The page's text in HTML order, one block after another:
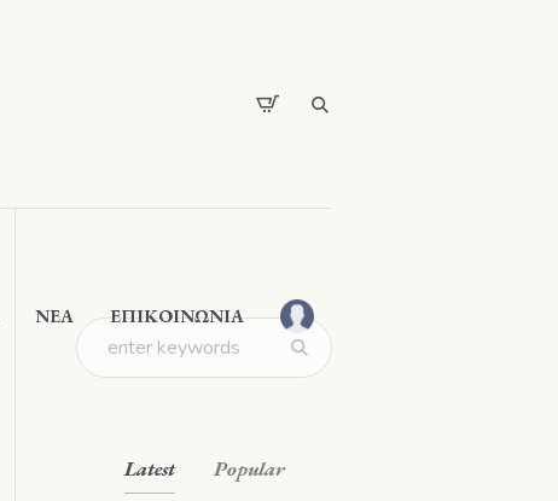
ΝΕΑ ΕΠΙΚΟΙΝΩΝΙΑ
Latest Popular